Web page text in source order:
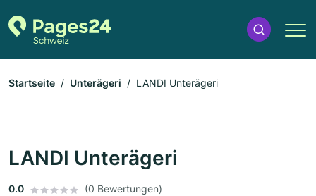
Startseite Unterägeri LANDI Unterägeri
LANDI Unterägeri
0.0 (0 Bewertungen)